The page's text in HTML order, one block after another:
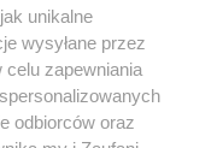
unikalne
wysyłane przez
zapewniania
odbiorców oraz